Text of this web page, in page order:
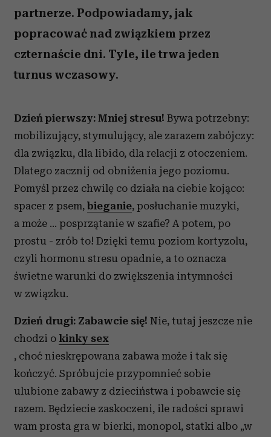
partnerze. Podpowiadamy, jak
popracować nad związkiem przez
czternaście dni. Tyle, ile trwa jeden
turnus wczasowy.
Dzień pierwszy: Mniej stresu! Bywa potrzebny:
mobilizujący, stymulujący, ale zarazem zabójczy:
dla związku, dla libido, dla relacji z otoczeniem.
Dlatego zacznij od obniżenia jego poziomu.
Pomyśl przez chwilę co działa na ciebie kojąco:
spacer z psem, bieganie, posłuchanie muzyki,
a może ... posprzątanie w szafie? A potem, po
prostu - zrób to! Dzięki temu poziom kortyzolu,
czyli hormonu stresu opadnie, a to oznacza
świetne warunki do zwiększenia intymności
w związku.
Dzień drugi: Zabawcie się! Nie, tutaj jeszcze nie
chodzi o kinky sex
, choć nieskrępowana zabawa może i tak się
kończyć. Spróbujcie przypomnieć sobie
ulubione zabawy z dzieciństwa i pobawcie się
razem. Będziecie zaskoczeni, ile radości sprawi
wam prosta gra w bierki, monopol, statki albo „w